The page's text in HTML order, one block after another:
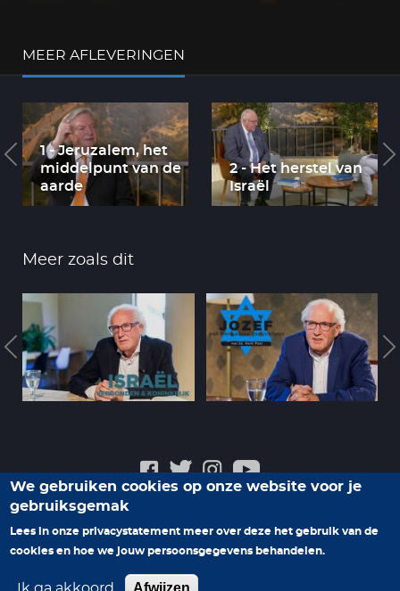
MEER AFLEVERINGEN
1 - Jeruzalem, het
middelpunt van de
aarde
2 - Het herstel van
Israël
Meer zoals dit
Veelgestelde vragen
Help ons nieuwe programma's te maken
We gebruiken cookies op onze website voor je
gebruiksgemak
Lees in onze privacystatement meer over deze het gebruik van de
cookies en hoe we jouw persoonsgegevens behandelen.
Afwijzen